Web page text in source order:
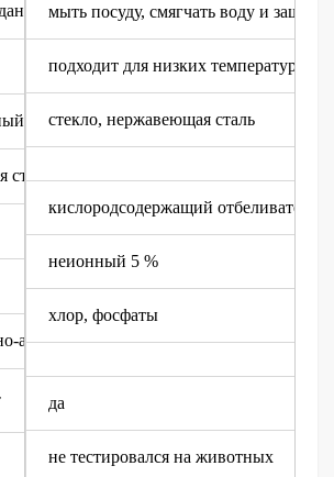
мыть посуду, смягчать воду и
подходит для низких температур
стекло, нержавеющая сталь
кислородсодержащий отбеливатель,
неионный 5 %
хлор, фосфаты
да
не тестировался на животных
встреча
режим
стирки
активное вещество